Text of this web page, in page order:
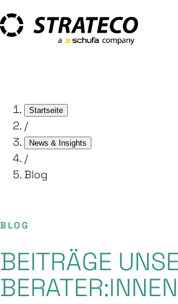
Startseite
/
News & Insights
/
Blog
BLOG
BEITRÄGE